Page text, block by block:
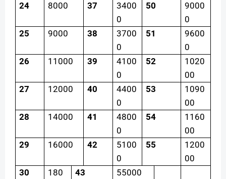
24
8000 37
3400
0
50
9000
0
25
9000 38
3700
0
51
9600
0
26
11000 39
4100
0
52
1020
00
27
12000 40
4400
0
53
1090
00
28
14000 41
4800
0
54
1160
00
29
16000 42
5100
0
55
1200
00
30
180 43 55000